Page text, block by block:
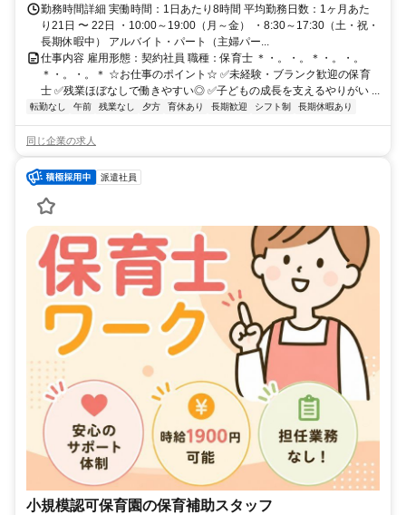
勤務時間詳細 実働時間：1日あたり8時間 平均勤務日数：1ヶ月あた
り21日 〜 22日 ・10:00～19:00（月～金） ・8:30～17:30（土・祝・
長期休暇中） アルバイト・パート（主婦パー...
仕事内容 雇用形態：契約社員 職種：保育士 ＊・。・。＊・。・。
＊・。・。＊ ☆お仕事のポイント☆ ✅未経験・ブランク歓迎の保育
士 ✅残業ほぼなしで働きやすい◎ ✅子どもの成長を支えるやりがい ...
転勤なし 午前 残業なし 夕方 育休あり 長期歓迎 シフト制 長期休暇あり
同じ企業の求人
派遣社員
小規模認可保育園の保育補助スタッフ